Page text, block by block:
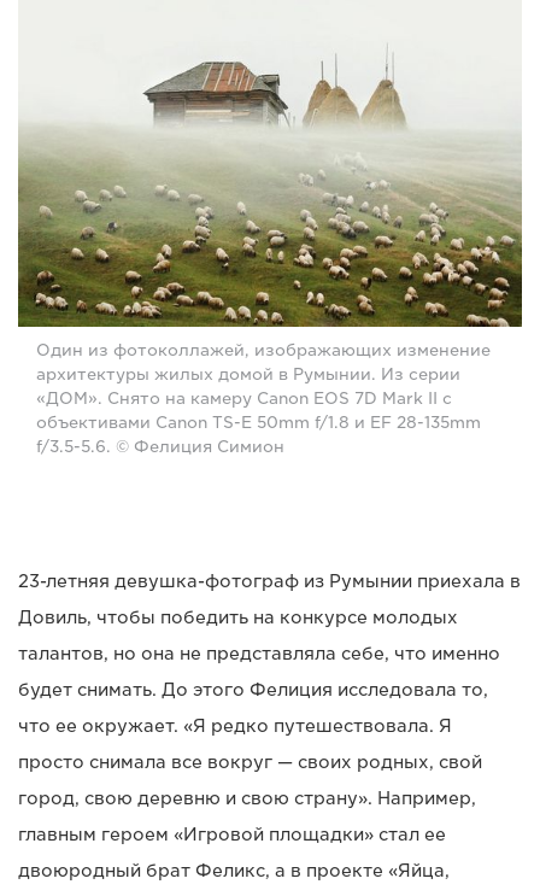
Один из фотоколлажей, изображающих изменение
архитектуры жилых домой в Румынии. Из серии
«ДОМ». Снято на камеру Canon EOS 7D Mark II с
объективами Canon TS-E 50mm f/1.8 и EF 28-135mm
f/3.5-5.6. © Фелиция Симион
23-летняя девушка-фотограф из Румынии приехала в
Довиль, чтобы победить на конкурсе молодых
талантов, но она не представляла себе, что именно
будет снимать. До этого Фелиция исследовала то,
что ее окружает. «Я редко путешествовала. Я
просто снимала все вокруг — своих родных, свой
город, свою деревню и свою страну». Например,
главным героем «Игровой площадки» стал ее
двоюродный брат Феликс, а в проекте «Яйца,